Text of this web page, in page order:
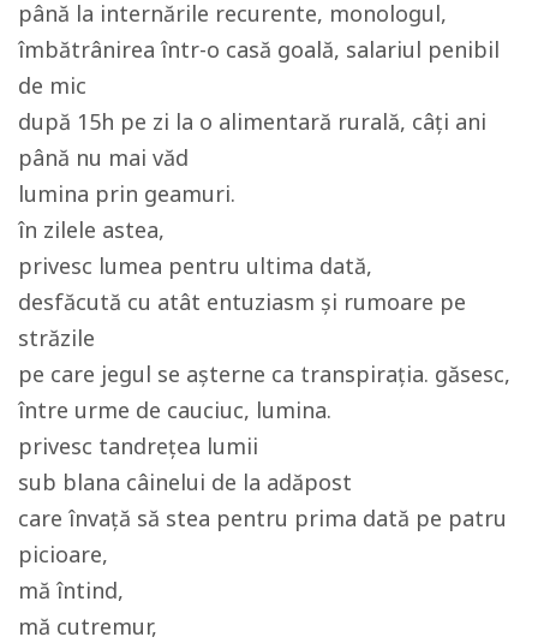
până la internările recurente, monologul,
îmbătrânirea într-o casă goală, salariul penibil
de mic
după 15h pe zi la o alimentară rurală, câți ani
până nu mai văd
lumina prin geamuri.
în zilele astea,
privesc lumea pentru ultima dată,
desfăcută cu atât entuziasm și rumoare pe
străzile
pe care jegul se așterne ca transpirația. găsesc,
între urme de cauciuc, lumina.
privesc tandrețea lumii
sub blana câinelui de la adăpost
care învață să stea pentru prima dată pe patru
picioare,
mă întind,
mă cutremur,